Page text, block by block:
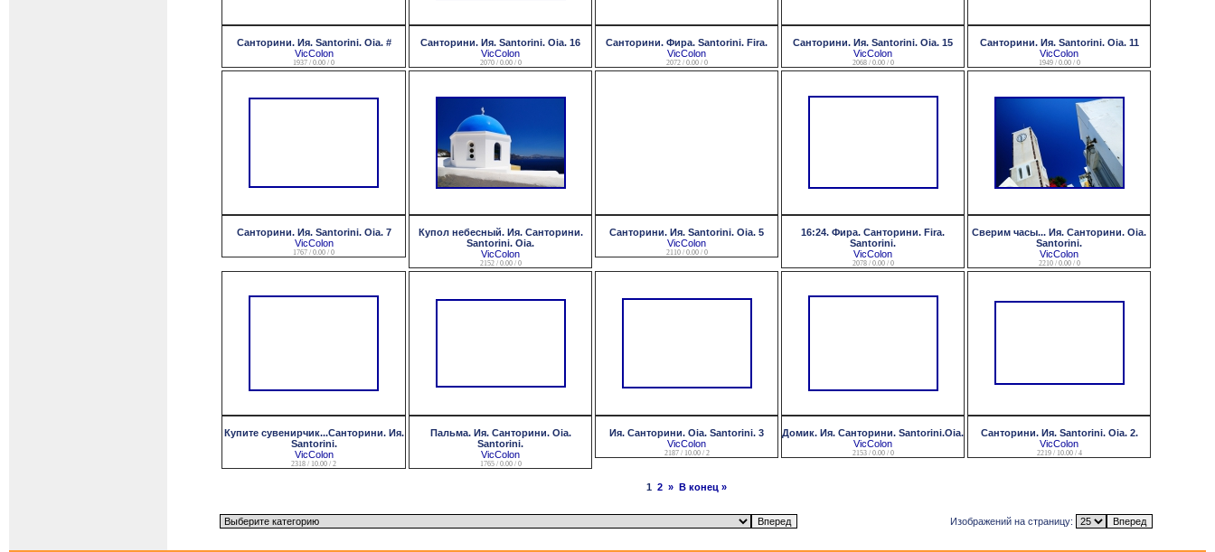
Санторини. Ия. Santorini. Oia. #
VicColon
1937 / 0.00 / 0
Санторини. Ия. Santorini. Oia. 16
VicColon
2070 / 0.00 / 0
Санторини. Фира. Santorini. Fira.
VicColon
2072 / 0.00 / 0
Санторини. Ия. Santorini. Oia. 15
VicColon
2068 / 0.00 / 0
Санторини. Ия. Santorini. Oia. 11
VicColon
1949 / 0.00 / 0
Санторини. Ия. Santorini. Oia. 7
VicColon
1767 / 0.00 / 0
Купол небесный. Ия. Санторини.
Santorini. Oia.
VicColon
2152 / 0.00 / 0
Санторини. Ия. Santorini. Oia. 5
VicColon
2110 / 0.00 / 0
16:24. Фира. Санторини. Fira.
Santorini.
VicColon
2078 / 0.00 / 0
Сверим часы... Ия. Санторини. Oia.
Santorini.
VicColon
2210 / 0.00 / 0
Купите сувенирчик...Санторини. Ия.
Santorini.
VicColon
2318 / 10.00 / 2
Пальма. Ия. Санторини. Oia.
Santorini.
VicColon
1765 / 0.00 / 0
Ия. Санторини. Oia. Santorini. 3
VicColon
2187 / 10.00 / 2
Домик. Ия. Санторини. Santorini.Oia.
VicColon
2153 / 0.00 / 0
Санторини. Ия. Santorini. Oia. 2.
VicColon
2219 / 10.00 / 4
1 2 » В конец »
Изображений на страницу: